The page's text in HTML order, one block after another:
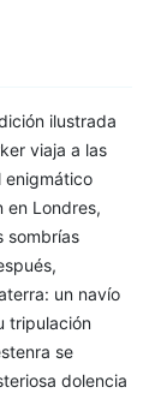
ilustrada
viaja a las
enigmático
en Londres,
sombrías
un navío
tripulación
se
dolencia